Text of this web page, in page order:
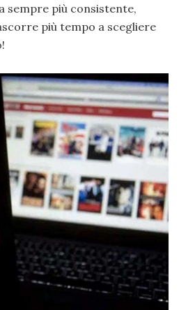
sempre più consistente,
più tempo a scegliere